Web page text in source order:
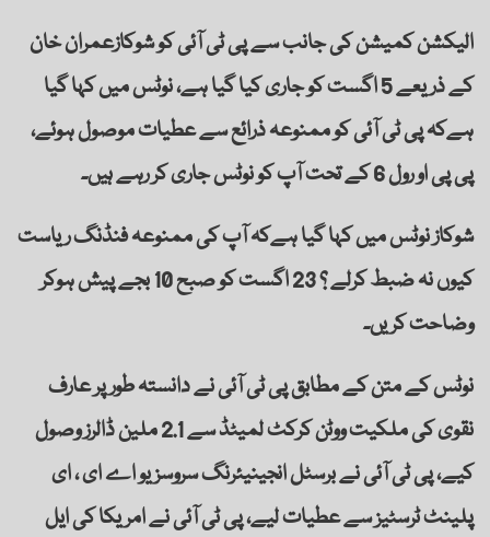
الیکشن کمیشن کی جانب سے پی ٹی آئی کو شوکازعمران خان
کے ذریعے 5 اگست کو جاری کیا گیا ہے، نوٹس میں کہا گیا
ہےکہ پی ٹی آئی کو ممنوعہ ذرائع سے عطیات موصول ہوئے،
پی پی او رول 6 کے تحت آپ کو نوٹس جاری کر رہے ہیں۔
شوکاز نوٹس میں کہا گیا ہےکہ آپ کی ممنوعہ فنڈنگ ریاست
کیوں نہ ضبط کرلے ؟ 23 اگست کو صبح 10 بجے پیش ہوکر
وضاحت کریں۔
نوٹس کے متن کے مطابق پی ٹی آئی نے دانستہ طور پر عارف
نقوی کی ملکیت ووٹن کرکٹ لمیٹڈ سے 2.1 ملین ڈالرز وصول
کیے، پی ٹی آئی نے برسٹل انجینیئرنگ سروسز یو اے ای ، ای
پلینٹ ٹرسٹیز سے عطیات لیے، پی ٹی آئی نے امریکا کی ایل